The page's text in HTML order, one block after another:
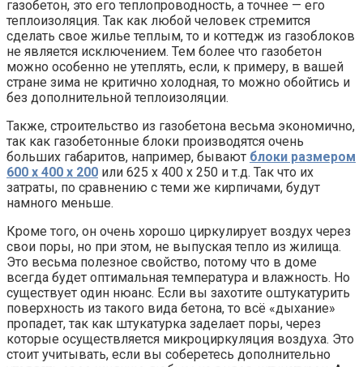
газобетон, это его теплопроводность, а точнее — его
теплоизоляция. Так как любой человек стремится
сделать свое жилье теплым, то и коттедж из газоблоков
не является исключением. Тем более что газобетон
можно особенно не утеплять, если, к примеру, в вашей
стране зима не критично холодная, то можно обойтись и
без дополнительной теплоизоляции.
Также, строительство из газобетона весьма экономично,
так как газобетонные блоки производятся очень
больших габаритов, например, бывают блоки размером
600 х 400 х 200 или 625 х 400 х 250 и т.д. Так что их
затраты, по сравнению с теми же кирпичами, будут
намного меньше.
Кроме того, он очень хорошо циркулирует воздух через
свои поры, но при этом, не выпуская тепло из жилища.
Это весьма полезное свойство, потому что в доме
всегда будет оптимальная температура и влажность. Но
существует один нюанс. Если вы захотите оштукатурить
поверхность из такого вида бетона, то всё «дыхание»
пропадет, так как штукатурка заделает поры, через
которые осуществляется микроциркуляция воздуха. Это
стоит учитывать, если вы соберетесь дополнительно